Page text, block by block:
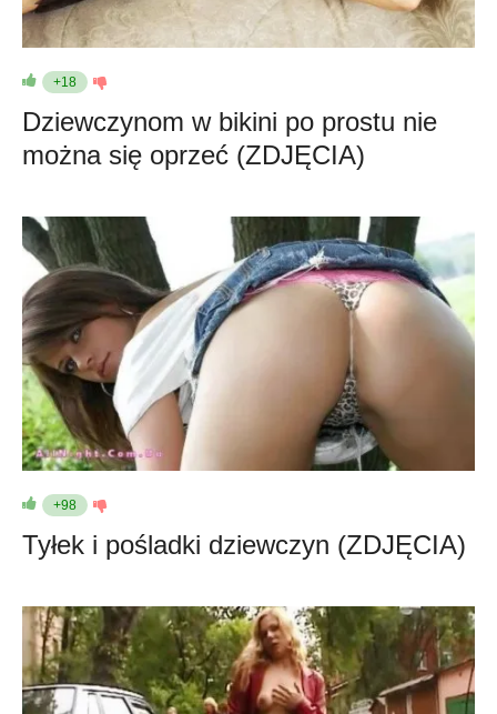
+18
Dziewczynom w bikini po prostu nie
można się oprzeć (ZDJĘCIA)
+98
Tyłek i pośladki dziewczyn (ZDJĘCIA)